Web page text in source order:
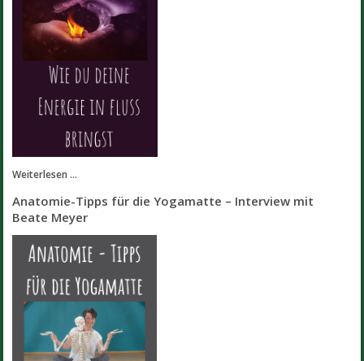
Weiterlesen ...
Anatomie-Tipps für die Yogamatte – Interview mit
Beate Meyer